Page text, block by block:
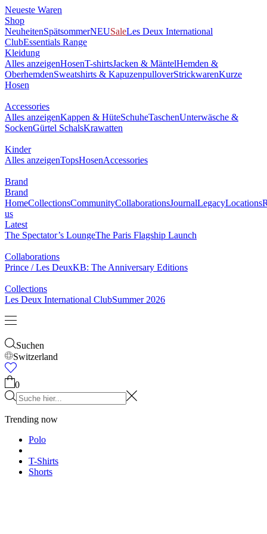
Neueste Waren
Shop
NeuheitenSpätsommerNEUSaleLes Deux International
ClubEssentials Range
Kleidung
Alles anzeigenHosenT-shirtsJacken & MäntelHemden &
OberhemdenSweatshirts & KapuzenpulloverStrickwarenKurze
Hosen
Accessories
Alles anzeigenKappen & HüteSchuheTaschenUnterwäsche &
SockenGürtel SchalsKrawatten
Kinder
Alles anzeigenTopsHosenAccessories
Brand
Brand
HomeCollectionsCommunityCollaborationsJournalLegacyLocations
us
Latest
The Spectator’s LoungeThe Paris Flagship Launch
Collaborations
Prince / Les DeuxKB: The Anniversary Editions
Collections
Les Deux International ClubSummer 2026
Suchen
Switzerland
0
Trending now
Polo
T-Shirts
Shorts